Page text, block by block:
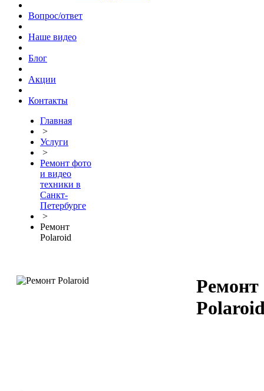
Вопрос/ответ
Наше видео
Блог
Акции
Контакты
Главная
>
Услуги
>
Ремонт фото
и видео
техники в
Санкт-
Петербурге
>
Ремонт
Polaroid
Ремонт